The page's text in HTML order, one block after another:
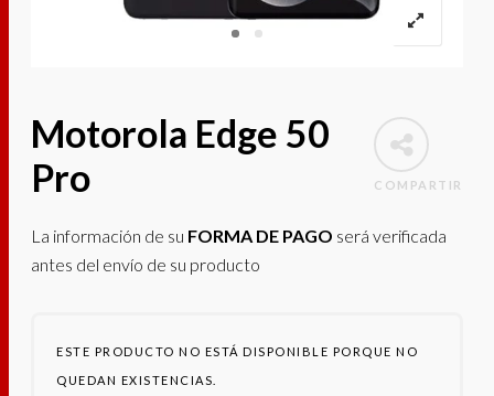
COMPARTIR
Motorola Edge 50
Pro
La información de su FORMA DE PAGO será verificada
antes del envío de su producto
ESTE PRODUCTO NO ESTÁ DISPONIBLE PORQUE NO
QUEDAN EXISTENCIAS.